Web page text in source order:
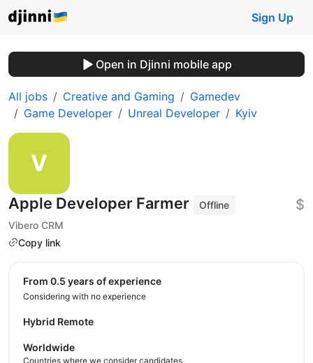
Sign Up
Open in Djinni mobile app
All jobs Creative and Gaming
Gamedev
Game Developer
Unreal Developer Kyiv
Apple Developer Farmer
Offline
Vibero CRM
Copy link
$
from 0.5 years of experience
Considering with no experience
Hybrid Remote
Worldwide
Countries where we consider candidates